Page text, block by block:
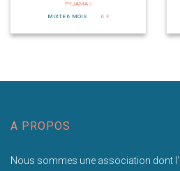
PYJAMA /
MIXTE 6 MOIS
6 €
A PROPOS
Nous sommes une association dont